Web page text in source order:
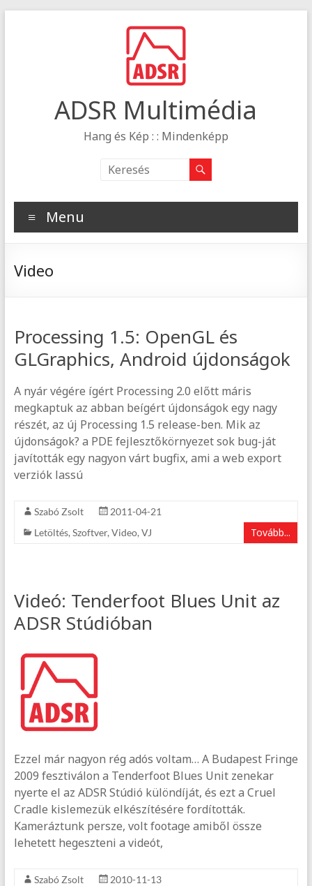
ADSR Multimédia
Hang és Kép : : Mindenképp
Menu
Video
Processing 1.5: OpenGL és
GLGraphics, Android újdonságok
A nyár végére ígért Processing 2.0 előtt máris
megkaptuk az abban beígért újdonságok egy nagy
részét, az új Processing 1.5 release-ben. Mik az
újdonságok? a PDE fejlesztőkörnyezet sok bug-ját
javították egy nagyon várt bugfix, ami a web export
verziók lassú
Szabó Zsolt
2011-04-21
Letöltés, Szoftver, Video, VJ Tovább...
Videó: Tenderfoot Blues Unit az
ADSR Stúdióban
Ezzel már nagyon rég adós voltam… A Budapest Fringe
2009 fesztiválon a Tenderfoot Blues Unit zenekar
nyerte el az ADSR Stúdió különdíját, és ezt a Cruel
Cradle kislemezük elkészítésére fordították.
Kameráztunk persze, volt footage amiből össze
lehetett hegeszteni a videót,
Szabó Zsolt
2010-11-13